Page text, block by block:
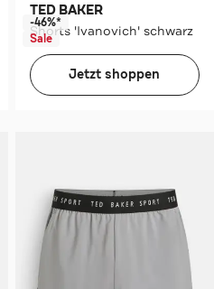
TED BAKER
Shorts 'Ivanovich' schwarz
-46%*
Sale
Jetzt shoppen